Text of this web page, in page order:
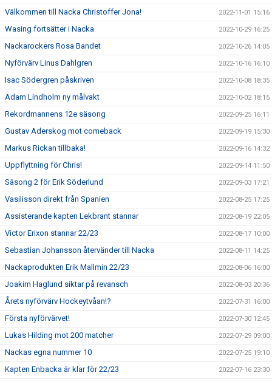
Välkommen till Nacka Christoffer Jona! 2022-11-01 15:16
Wasing fortsätter i Nacka 2022-10-29 16:25
Nackarockers Rosa Bandet 2022-10-26 14:05
Nyförvärv Linus Dahlgren 2022-10-16 16:10
Isac Södergren påskriven 2022-10-08 18:35
Adam Lindholm ny målvakt 2022-10-02 18:15
Rekordmannens 12e säsong 2022-09-25 16:11
Gustav Aderskog mot comeback 2022-09-19 15:30
Markus Rickan tillbaka! 2022-09-16 14:32
Uppflyttning för Chris! 2022-09-14 11:50
Säsong 2 för Erik Söderlund 2022-09-03 17:21
Vasilisson direkt från Spanien 2022-08-25 17:25
Assisterande kapten Lekbrant stannar 2022-08-19 22:05
Victor Erixon stannar 22/23 2022-08-17 10:00
Sebastian Johansson återvänder till Nacka 2022-08-11 14:25
Nackaprodukten Erik Mallmin 22/23 2022-08-06 16:00
Joakim Haglund siktar på revansch 2022-08-03 20:36
Årets nyförvärv Hockeytvåan!? 2022-07-31 16:00
Första nyförvärvet! 2022-07-30 12:45
Lukas Hilding mot 200 matcher 2022-07-29 09:00
Nackas egna nummer 10 2022-07-25 19:10
Kapten Enbacka är klar för 22/23 2022-07-16 23:30